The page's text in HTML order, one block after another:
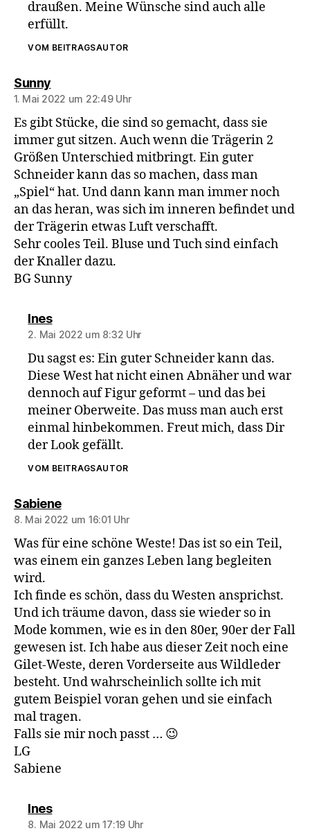
draußen. Meine Wünsche sind auch alle
erfüllt.
VOM BEITRAGSAUTOR
Sunnysagt:
1. Mai 2022 um 22:49 Uhr
Es gibt Stücke, die sind so gemacht, dass sie
immer gut sitzen. Auch wenn die Trägerin 2
Größen Unterschied mitbringt. Ein guter
Schneider kann das so machen, dass man
„Spiel“ hat. Und dann kann man immer noch
an das heran, was sich im inneren befindet und
der Trägerin etwas Luft verschafft.
Sehr cooles Teil. Bluse und Tuch sind einfach
der Knaller dazu.
BG Sunny
Inessagt:
2. Mai 2022 um 8:32 Uhr
Du sagst es: Ein guter Schneider kann das.
Diese West hat nicht einen Abnäher und war
dennoch auf Figur geformt – und das bei
meiner Oberweite. Das muss man auch erst
einmal hinbekommen. Freut mich, dass Dir
der Look gefällt.
VOM BEITRAGSAUTOR
Sabienesagt:
8. Mai 2022 um 16:01 Uhr
Was für eine schöne Weste! Das ist so ein Teil,
was einem ein ganzes Leben lang begleiten
wird.
Ich finde es schön, dass du Westen ansprichst.
Und ich träume davon, dass sie wieder so in
Mode kommen, wie es in den 80er, 90er der Fall
gewesen ist. Ich habe aus dieser Zeit noch eine
Gilet-Weste, deren Vorderseite aus Wildleder
besteht. Und wahrscheinlich sollte ich mit
gutem Beispiel voran gehen und sie einfach
mal tragen.
Falls sie mir noch passt … 😉
LG
Sabiene
Inessagt:
8. Mai 2022 um 17:19 Uhr